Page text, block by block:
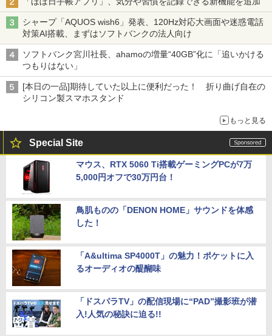
シャープ「AQUOS wish6」発表、120Hz対応大画面や迷惑電話
対策AI搭載、まずはソフトバンクの法人向け
ソフトバンク宮川社長、ahamoの増量“40GB”化に「追いかける
つもりはない」
[本日の一品]期待していた以上に便利だった！ 折り曲げ自在の
シリコン製スマホスタンド
もっと見る
Special Site
マウス、RTX 5060 Ti搭載ゲーミングPCが7万
5,000円オフで30万円台！
鳥肌ものの「DENON HOME」サウンドを体感
した！
「A&ultima SP4000T」の魅力！ポケットに入
るオーディオの醍醐味
「ドスパラTV」の配信現場に“PAD”撮影班が潜
入!人気の秘訣に迫る!!